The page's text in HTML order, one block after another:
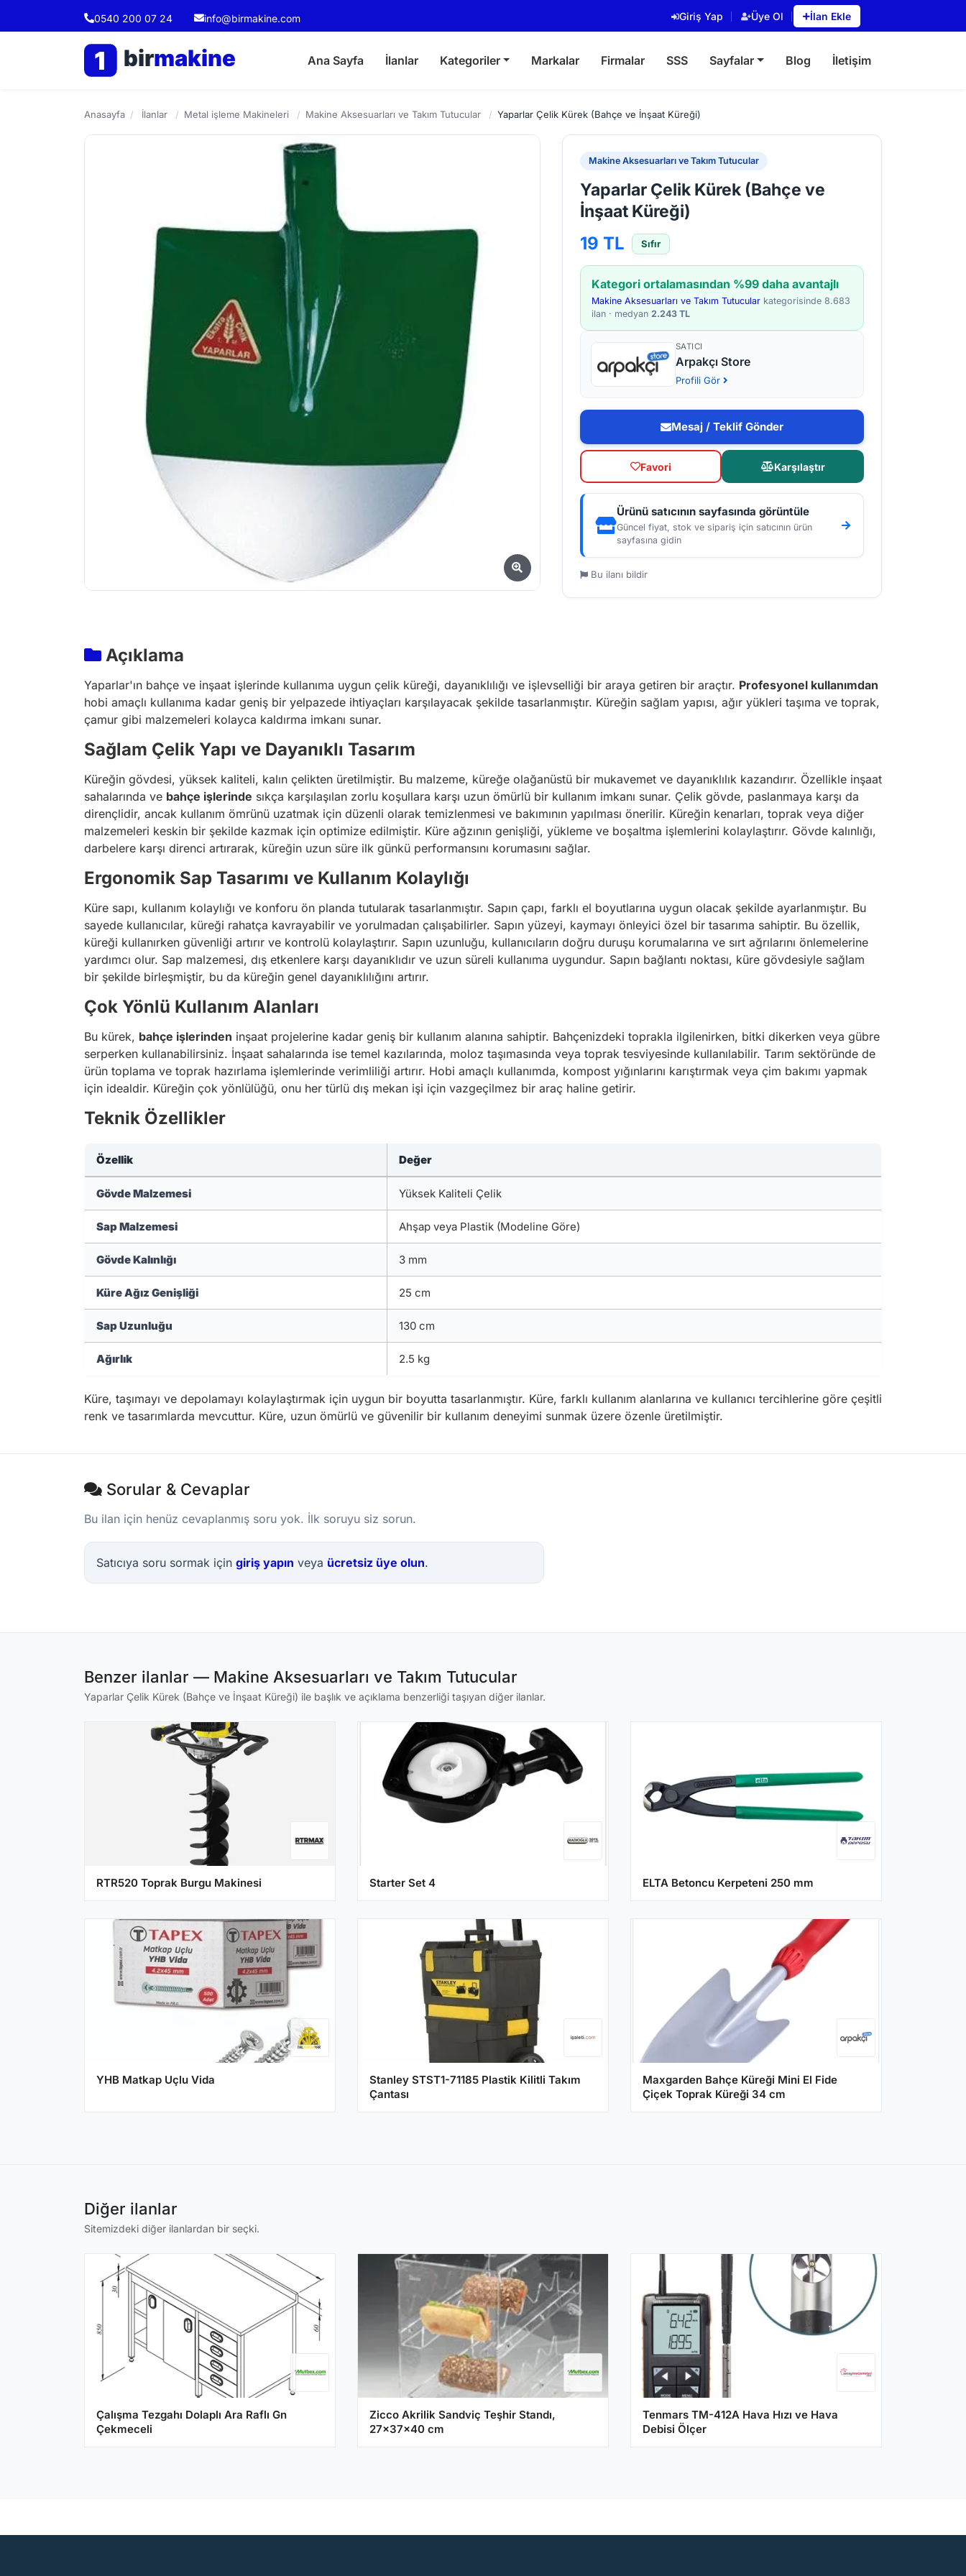
0540 200 07 24 info@birmakine.com Giriş Yap Üye Ol İlan Ekle
1 birmakine Ana Sayfa İlanlar Kategoriler Markalar Firmalar SSS Sayfalar Blog İletişim
Anasayfa / İlanlar / Metal işleme Makineleri / Makine Aksesuarları ve Takım Tutucular / Yaparlar Çelik Kürek (Bahçe ve İnşaat Küreği)
Makine Aksesuarları ve Takım Tutucular
Yaparlar Çelik Kürek (Bahçe ve
İnşaat Küreği)
19 TL Sıfır
Kategori ortalamasından %99 daha avantajlı
Makine Aksesuarları ve Takım Tutucularkategorisinde 8.683
ilan · medyan 2.243 TL
SATICI
Arpakçı Store
Profili Gör
Mesaj / Teklif Gönder
Favori Karşılaştır
Ürünü satıcının sayfasında görüntüle
Güncel fiyat, stok ve sipariş için satıcının ürün
sayfasına gidin
Bu ilanı bildir
Açıklama
Yaparlar'ın bahçe ve inşaat işlerinde kullanıma uygun çelik küreği, dayanıklılığı ve işlevselliği bir araya getiren bir araçtır. Profesyonel kullanımdan
hobi amaçlı kullanıma kadar geniş bir yelpazede ihtiyaçları karşılayacak şekilde tasarlanmıştır. Küreğin sağlam yapısı, ağır yükleri taşıma ve toprak,
çamur gibi malzemeleri kolayca kaldırma imkanı sunar.
Sağlam Çelik Yapı ve Dayanıklı Tasarım
Küreğin gövdesi, yüksek kaliteli, kalın çelikten üretilmiştir. Bu malzeme, küreğe olağanüstü bir mukavemet ve dayanıklılık kazandırır. Özellikle inşaat
sahalarında ve bahçe işlerinde sıkça karşılaşılan zorlu koşullara karşı uzun ömürlü bir kullanım imkanı sunar. Çelik gövde, paslanmaya karşı da
dirençlidir, ancak kullanım ömrünü uzatmak için düzenli olarak temizlenmesi ve bakımının yapılması önerilir. Küreğin kenarları, toprak veya diğer
malzemeleri keskin bir şekilde kazmak için optimize edilmiştir. Küre ağzının genişliği, yükleme ve boşaltma işlemlerini kolaylaştırır. Gövde kalınlığı,
darbelere karşı direnci artırarak, küreğin uzun süre ilk günkü performansını korumasını sağlar.
Ergonomik Sap Tasarımı ve Kullanım Kolaylığı
Küre sapı, kullanım kolaylığı ve konforu ön planda tutularak tasarlanmıştır. Sapın çapı, farklı el boyutlarına uygun olacak şekilde ayarlanmıştır. Bu
sayede kullanıcılar, küreği rahatça kavrayabilir ve yorulmadan çalışabilirler. Sapın yüzeyi, kaymayı önleyici özel bir tasarıma sahiptir. Bu özellik,
küreği kullanırken güvenliği artırır ve kontrolü kolaylaştırır. Sapın uzunluğu, kullanıcıların doğru duruşu korumalarına ve sırt ağrılarını önlemelerine
yardımcı olur. Sap malzemesi, dış etkenlere karşı dayanıklıdır ve uzun süreli kullanıma uygundur. Sapın bağlantı noktası, küre gövdesiyle sağlam
bir şekilde birleşmiştir, bu da küreğin genel dayanıklılığını artırır.
Çok Yönlü Kullanım Alanları
Bu kürek, bahçe işlerinden inşaat projelerine kadar geniş bir kullanım alanına sahiptir. Bahçenizdeki toprakla ilgilenirken, bitki dikerken veya gübre
serperken kullanabilirsiniz. İnşaat sahalarında ise temel kazılarında, moloz taşımasında veya toprak tesviyesinde kullanılabilir. Tarım sektöründe de
ürün toplama ve toprak hazırlama işlemlerinde verimliliği artırır. Hobi amaçlı kullanımda, kompost yığınlarını karıştırmak veya çim bakımı yapmak
için idealdir. Küreğin çok yönlülüğü, onu her türlü dış mekan işi için vazgeçilmez bir araç haline getirir.
Teknik Özellikler
Özellik Değer
Gövde Malzemesi Yüksek Kaliteli Çelik
Sap Malzemesi Ahşap veya Plastik (Modeline Göre)
Gövde Kalınlığı 3 mm
Küre Ağız Genişliği 25 cm
Sap Uzunluğu 130 cm
Ağırlık 2.5 kg
Küre, taşımayı ve depolamayı kolaylaştırmak için uygun bir boyutta tasarlanmıştır. Küre, farklı kullanım alanlarına ve kullanıcı tercihlerine göre çeşitli
renk ve tasarımlarda mevcuttur. Küre, uzun ömürlü ve güvenilir bir kullanım deneyimi sunmak üzere özenle üretilmiştir.
Sorular & Cevaplar
Bu ilan için henüz cevaplanmış soru yok. İlk soruyu siz sorun.
Satıcıya soru sormak için giriş yapın veya ücretsiz üye olun.
Benzer ilanlar — Makine Aksesuarları ve Takım Tutucular
Yaparlar Çelik Kürek (Bahçe ve İnşaat Küreği) ile başlık ve açıklama benzerliği taşıyan diğer ilanlar.
RTR520 Toprak Burgu Makinesi Starter Set 4 ELTA Betoncu Kerpeteni 250 mm
YHB Matkap Uçlu Vida
Stanley STST1-71185 Plastik Kilitli Takım
Çantası
Maxgarden Bahçe Küreği Mini El Fide
Çiçek Toprak Küreği 34 cm
Diğer ilanlar
Sitemizdeki diğer ilanlardan bir seçki.
Çalışma Tezgahı Dolaplı Ara Raflı Gn
Çekmeceli
Zicco Akrilik Sandviç Teşhir Standı,
27x37x40 cm
Tenmars TM-412A Hava Hızı ve Hava
Debisi Ölçer